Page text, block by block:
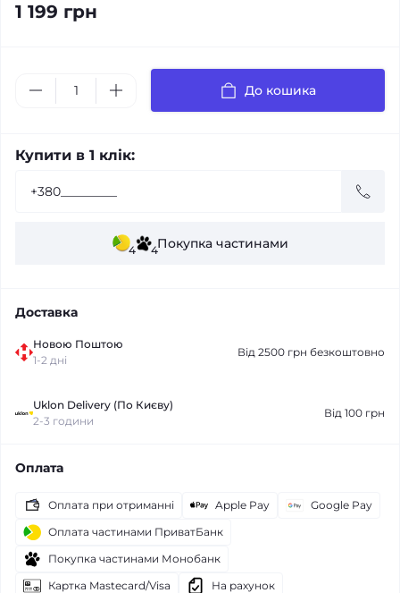
1 199 грн
До кошика
Купити в 1 клік:
4 4Покупка частинами
Доставка
Новою Поштою
1-2 дні
Від 2500 грн безкоштовно
Uklon Delivery (По Києву)
2-3 години
Від 100 грн
Оплата
Оплата при отриманні Apple Pay
Google Pay
Оплата частинами ПриватБанк
Покупка частинами Монобанк
Картка Mastecard/Visa
На рахунок